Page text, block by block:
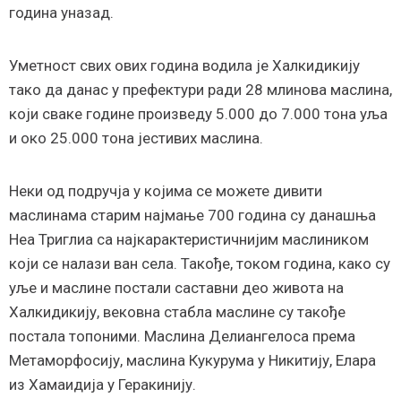
година уназад.
Уметност свих ових година водила је Халкидикију
тако да данас у префектури ради 28 млинова маслина,
који сваке године произведу 5.000 до 7.000 тона уља
и око 25.000 тона јестивих маслина.
Неки од подручја у којима се можете дивити
маслинама старим најмање 700 година су данашња
Неа Триглиа са најкарактеристичнијим маслиником
који се налази ван села. Такође, током година, како су
уље и маслине постали саставни део живота на
Халкидикију, вековна стабла маслине су такође
постала топоними. Маслина Делиангелоса према
Метаморфосију, маслина Кукурума у ​​Никитију, Елара
из Хамаидија у Геракинију.